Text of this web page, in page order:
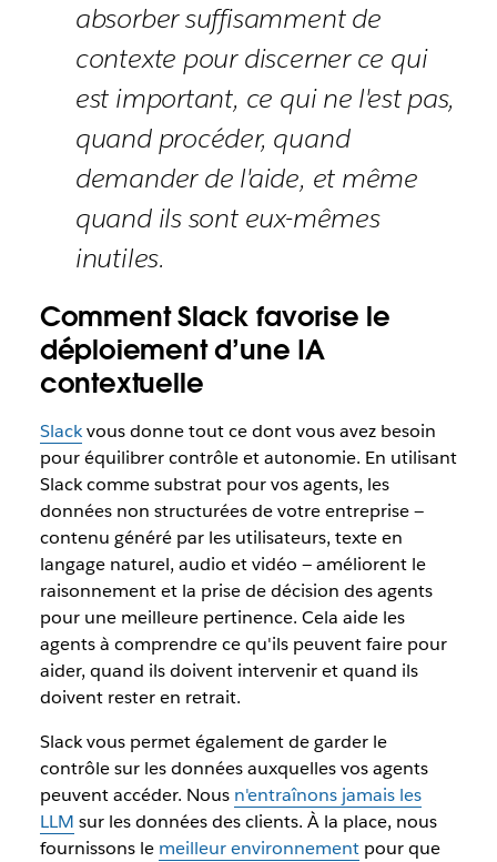
absorber suffisamment de
contexte pour discerner ce qui
est important, ce qui ne l'est pas,
quand procéder, quand
demander de l'aide, et même
quand ils sont eux-mêmes
inutiles.
Comment Slack favorise le
déploiement d’une IA
contextuelle
Slackvous donne tout ce dont vous avez besoin
pour équilibrer contrôle et autonomie. En utilisant
Slack comme substrat pour vos agents, les
données non structurées de votre entreprise —
contenu généré par les utilisateurs, texte en
langage naturel, audio et vidéo — améliorent le
raisonnement et la prise de décision des agents
pour une meilleure pertinence. Cela aide les
agents à comprendre ce qu'ils peuvent faire pour
aider, quand ils doivent intervenir et quand ils
doivent rester en retrait.
Slack vous permet également de garder le
contrôle sur les données auxquelles vos agents
peuvent accéder. Nous n'entraînons jamais les
LLM sur les données des clients. À la place, nous
fournissons le meilleur environnementpour que